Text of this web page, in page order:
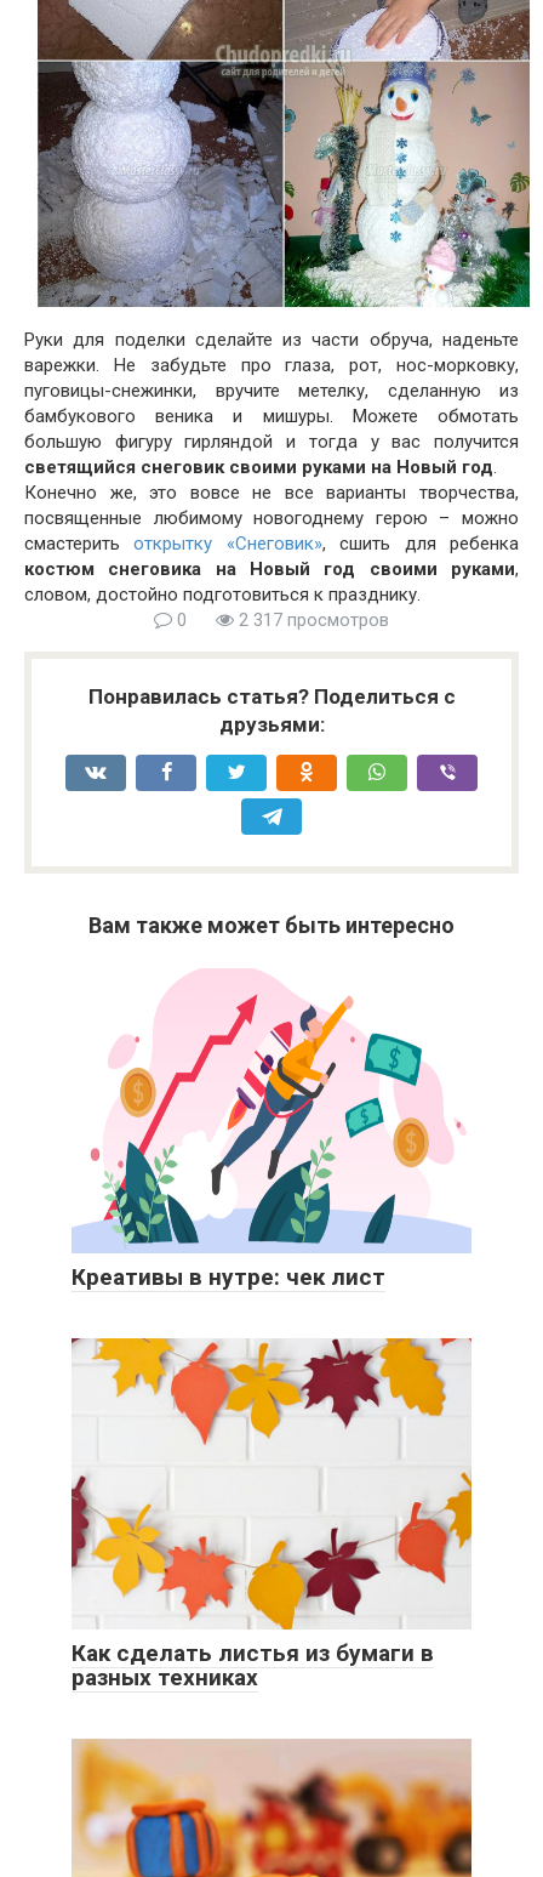
Руки для поделки сделайте из части обруча, наденьте
варежки. Не забудьте про глаза, рот, нос-морковку,
пуговицы-снежинки, вручите метелку, сделанную из
бамбукового веника и мишуры. Можете обмотать
большую фигуру гирляндой и тогда у вас получится
светящийся снеговик своими руками на Новый год.
Конечно же, это вовсе не все варианты творчества,
посвященные любимому новогоднему герою – можно
смастеритьоткрытку «Снеговик», сшить для ребенка
костюм снеговика на Новый год своими руками,
словом, достойно подготовиться к празднику.
0
2 317 просмотров
Понравилась статья? Поделиться с
друзьями:
Вам также может быть интересно
Креативы в нутре: чек лист
Как сделать листья из бумаги в
разных техниках